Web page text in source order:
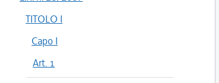
TITOLO I
Capo I
Art. 1